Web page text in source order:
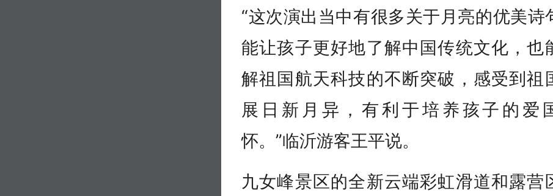
“这次演出当中有很多关于月亮的优美诗
能让孩子更好地了解中国传统文化，也
解祖国航天科技的不断突破，感受到祖
展日新月异，有利于培养孩子的爱
怀。”临沂游客王平说。
九女峰景区的全新云端彩虹滑道和露营